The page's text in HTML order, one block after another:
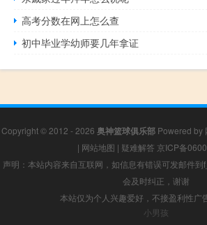
高考分数在网上怎么查
初中毕业学幼师要几年拿证
Copyright © 2012 - 2026 奥神篮球俱乐部Powered by
| 网站地图 | 疑难解答 京ICP备
声明：本站内容来自互联网，如信息有错误可发邮件
会及时纠正，谢谢
本站仅为个人兴趣爱好，不接盈利性广
小男孩